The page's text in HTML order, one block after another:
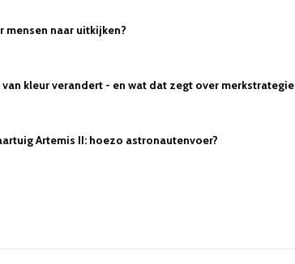
mensen naar uitkijken?
van kleur verandert - en wat dat zegt over merkstrategie
Artemis II: hoezo astronautenvoer?